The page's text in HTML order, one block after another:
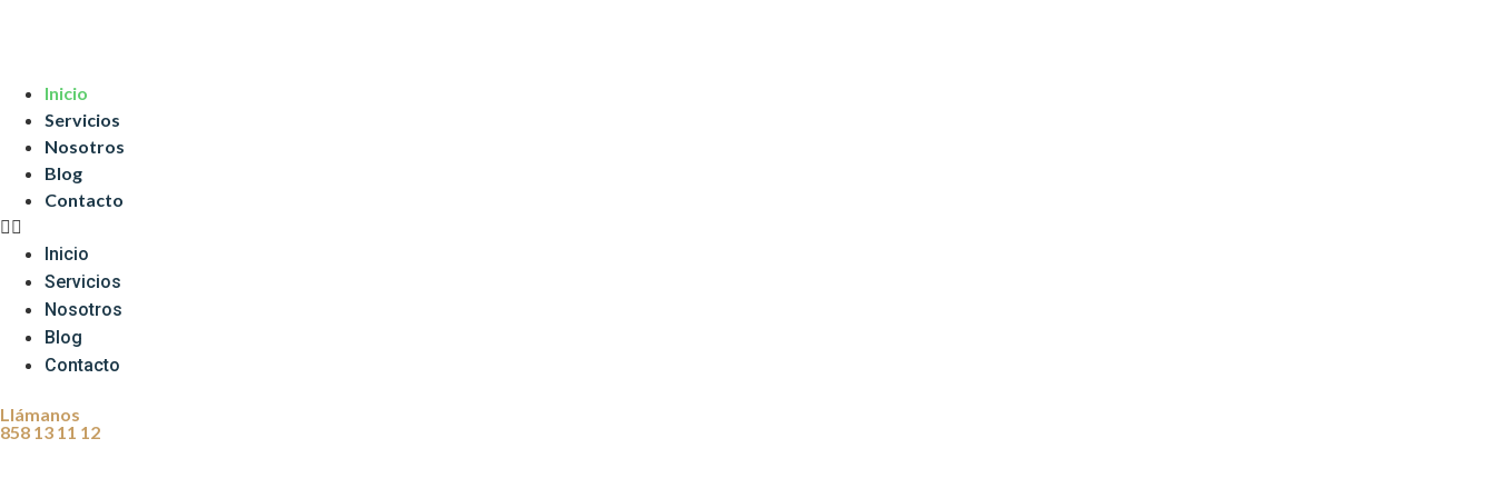
Inicio
Servicios
Nosotros
Blog
Contacto
Inicio
Servicios
Nosotros
Blog
Contacto
Llámanos
858 13 11 12